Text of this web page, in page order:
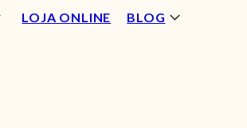
LOJA ONLINE BLOG